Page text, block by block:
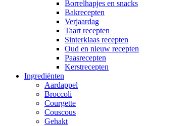
Borrelhapjes en snacks
Bakrecepten
Verjaardag
Taart recepten
Sinterklaas recepten
Oud en nieuw recepten
Paasrecepten
Kerstrecepten
Ingrediënten
Aardappel
Broccoli
Courgette
Couscous
Gehakt